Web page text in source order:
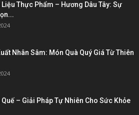
Thực Phẩm – Hương Dâu Tây: Sự
Nhân Sâm: Món Quà Quý Giá Từ Thiên
– Giải Pháp Tự Nhiên Cho Sức Khỏe